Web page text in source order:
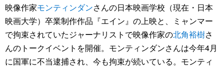
映像作家モンティンダンさんの日本映画学校（現在・日本
映画大学）卒業制作作品『エイン』の上映と、ミャンマー
で拘束されていたジャーナリストで映像作家の北角裕樹さ
んのトークイベントを開催。モンティンダンさんは今年4月
に国軍に不当逮捕され、今も拘束が続いている。モンティ